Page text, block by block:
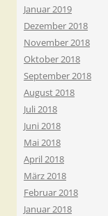
Januar 2019
Dezember 2018
November 2018
Oktober 2018
September 2018
August 2018
Juli 2018
Juni 2018
Mai 2018
April 2018
März 2018
Februar 2018
Januar 2018